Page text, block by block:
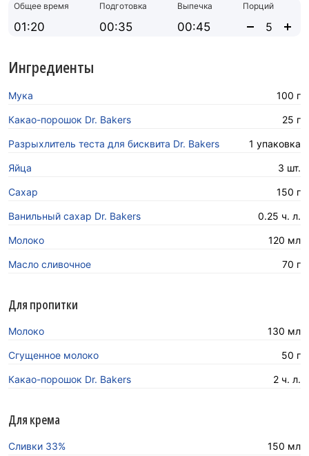
Общее время
01:20
Подготовка
00:35
Выпечка
00:45
Порций
Ингредиенты
Мука 100 г
Какао-порошок Dr. Bakers 25 г
Разрыхлитель теста для бисквита Dr. Bakers 1 упаковка
Яйца 3 шт.
Сахар 150 г
Ванильный сахар Dr. Bakers 0.25 ч. л.
Молоко 120 мл
Масло сливочное 70 г
Для пропитки
Молоко 130 мл
Сгущенное молоко 50 г
Какао-порошок Dr. Bakers 2 ч. л.
Для крема
Сливки 33% 150 мл